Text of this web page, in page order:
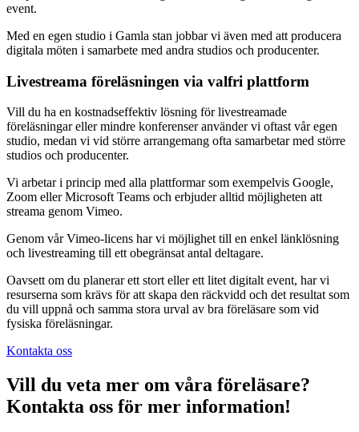
event.
Med en egen studio i Gamla stan jobbar vi även med att producera
digitala möten i samarbete med andra studios och producenter.
Livestreama föreläsningen via valfri plattform
Vill du ha en kostnadseffektiv lösning för livestreamade
föreläsningar eller mindre konferenser använder vi oftast vår egen
studio, medan vi vid större arrangemang ofta samarbetar med större
studios och producenter.
Vi arbetar i princip med alla plattformar som exempelvis Google,
Zoom eller Microsoft Teams och erbjuder alltid möjligheten att
streama genom Vimeo.
Genom vår Vimeo-licens har vi möjlighet till en enkel länklösning
och livestreaming till ett obegränsat antal deltagare.
Oavsett om du planerar ett stort eller ett litet digitalt event, har vi
resurserna som krävs för att skapa den räckvidd och det resultat som
du vill uppnå och samma stora urval av bra föreläsare som vid
fysiska föreläsningar.
Kontakta oss
Vill du veta mer om våra föreläsare?
Kontakta oss för mer information!